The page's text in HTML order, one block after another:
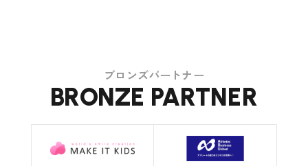
ブロンズパートナー
BRONZE PARTNER